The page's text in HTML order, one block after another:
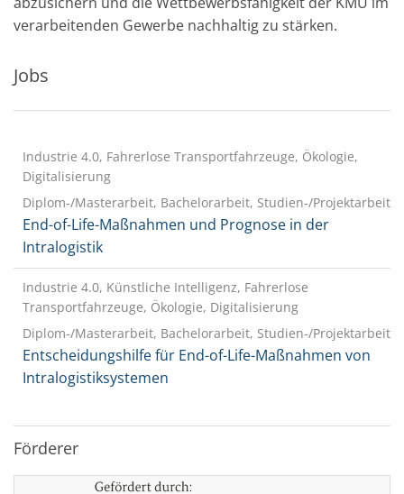
verarbeitenden Gewerbe nachhaltig zu stärken.
Jobs
Industrie 4.0, Fahrerlose Transportfahrzeuge, Ökologie,
Digitalisierung
Diplom-/Masterarbeit, Bachelorarbeit, Studien-/Projektarbeit
End-of-Life-Maßnahmen und Prognose in der
Intralogistik
Industrie 4.0, Künstliche Intelligenz, Fahrerlose
Transportfahrzeuge, Ökologie, Digitalisierung
Diplom-/Masterarbeit, Bachelorarbeit, Studien-/Projektarbeit
Entscheidungshilfe für End-of-Life-Maßnahmen von
Intralogistiksystemen
Förderer